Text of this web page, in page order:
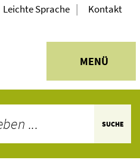
MENÜ
Leichte Sprache | Kontakt
SUCHE